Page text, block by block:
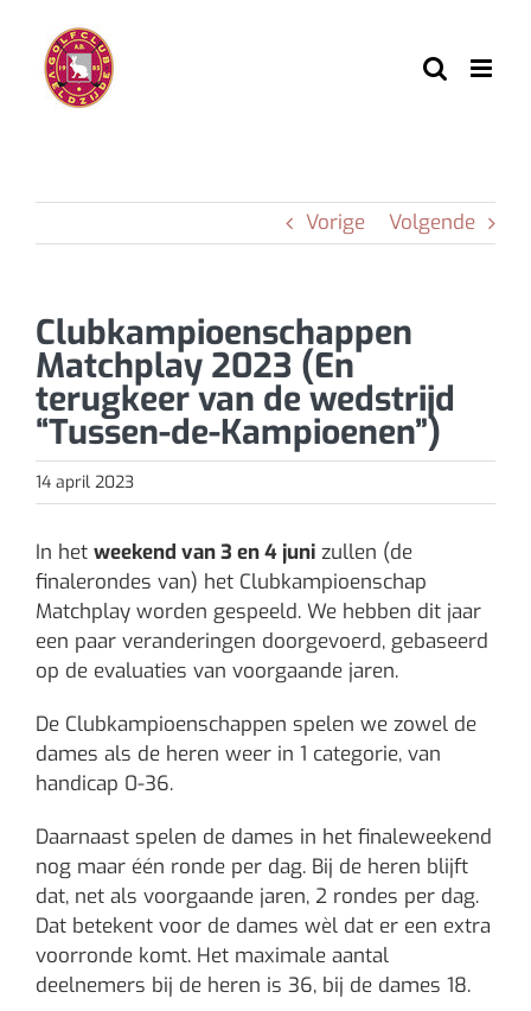
inhoud
Vorige Volgende
Clubkampioenschappen
Matchplay 2023 (En
terugkeer van de wedstrijd
“Tussen-de-Kampioenen”)
14 april 2023
In het weekend van 3 en 4 juni zullen (de
finalerondes van) het Clubkampioenschap
Matchplay worden gespeeld. We hebben dit jaar
een paar veranderingen doorgevoerd, gebaseerd
op de evaluaties van voorgaande jaren.
De Clubkampioenschappen spelen we zowel de
dames als de heren weer in 1 categorie, van
handicap 0-36.
Daarnaast spelen de dames in het finaleweekend
nog maar één ronde per dag. Bij de heren blijft
dat, net als voorgaande jaren, 2 rondes per dag.
Dat betekent voor de dames wèl dat er een extra
voorronde komt. Het maximale aantal
deelnemers bij de heren is 36, bij de dames 18.